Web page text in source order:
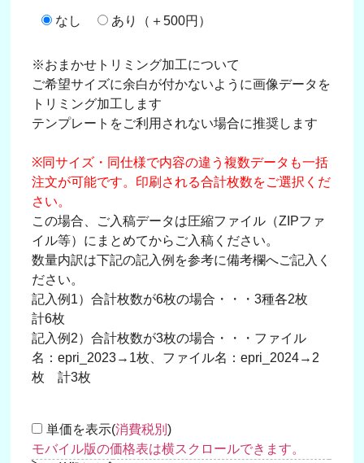
なし あり（＋500円）
※おまかせトリミング加工について
ご希望サイズに余白が付かないように画像データを
トリミング加工します
テンプレートをご利用されない場合に推奨します
※同サイズ・同仕様で内容の違う複数データも一括
注文が可能です。印刷される合計枚数をご選択くだ
さい。
この場合、ご入稿データは圧縮ファイル（ZIPファ
イル等）にまとめてからご入稿ください。
数量内訳は下記の記入例を参考に備考欄へご記入く
ださい。
記入例1）合計枚数が6枚の場合・・・3種各2枚
計6枚
記入例2）合計枚数が3枚の場合・・・ファイル
名：epri_2023→1枚、ファイル名：epri_2024→2
枚 計3枚
単価を表示(消費税別)